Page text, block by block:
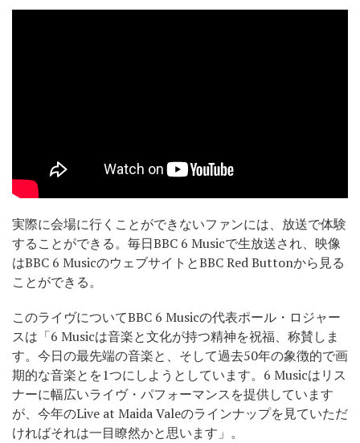
実際に会場に行くことができないファンには、放送で体験
することができる。毎日BBC 6 Musicで生放送され、映像
はBBC 6 MusicのウェブサイトとBBC Red Buttonから見る
ことができる。
このライヴについてBBC 6 Musicの代表ポール・ロジャー
スは「6 Musicは音楽と文化が持つ精神を祝福、称賛しま
す。今日の最先端の音楽と、そして過去50年の象徴的で画
期的な音楽とを1つにしようとしています。6 Musicはリス
ナーに幅広いライヴ・パフォーマンスを提供しています
が、今年のLive at Maida Valeのラインナップを見ていただ
ければそれは一目瞭然かと思います」。